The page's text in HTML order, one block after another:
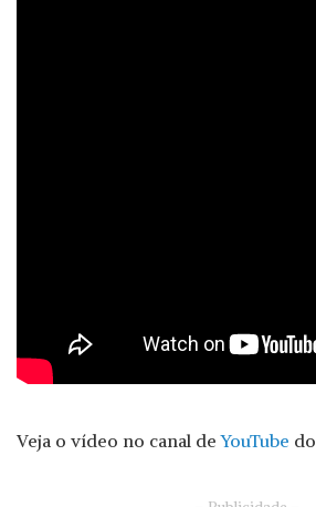
Veja o vídeo no canal deYouTube do